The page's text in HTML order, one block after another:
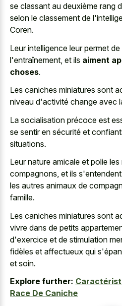
se classant au deuxième rang
selon le classement de
Coren.
Leur intelligence leur permet
l'entraînement, et ils aiment
choses.
Les caniches miniatures sont
niveau d'activité change avec
La socialisation précoce est
se sentir en sécurité et
situations.
Leur nature amicale et polie
compagnons, et ils
les autres animaux de
famille.
Les caniches miniatures sont
vivre dans de petits
d'exercice et de stimulation
fidèles et affectueux qui
et soin.
Explore further:
Race De Caniche